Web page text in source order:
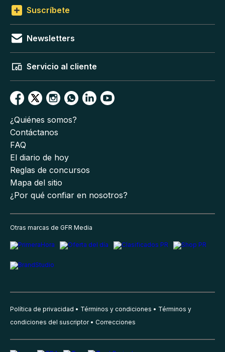
Suscríbete
Newsletters
Servicio al cliente
¿Quiénes somos?
Contáctanos
FAQ
El diario de hoy
Reglas de concursos
Mapa del sitio
¿Por qué confiar en nosotros?
Otras marcas de GFR Media
Política de privacidad Términos y condiciones
Términos y
condiciones del suscriptor
Correcciones